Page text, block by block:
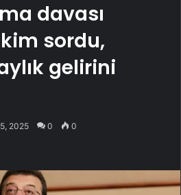
davası
sordu,
gelirini
2025 0 0